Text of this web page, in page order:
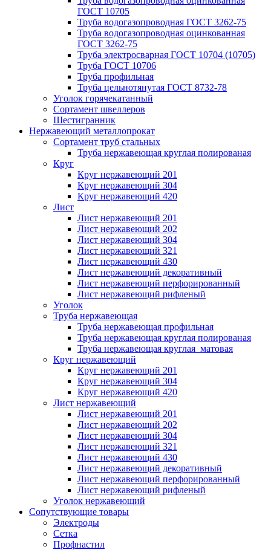
ГОСТ 10705
Труба водогазопроводная ГОСТ 3262-75
Труба водогазопроводная оцинкованная
ГОСТ 3262-75
Труба электросварная ГОСТ 10704 (10705)
Труба ГОСТ 10706
Труба профильная
Труба цельнотянутая ГОСТ 8732-78
Уголок горячекатанный
Сортамент швеллеров
Шестигранник
Нержавеющий металлопрокат
Сортамент труб стальных
Труба нержавеющая круглая полированая
Круг
Круг нержавеющий 201
Круг нержавеющий 304
Круг нержавеющий 420
Лист
Лист нержавеющий 201
Лист нержавеющий 202
Лист нержавеющий 304
Лист нержавеющий 321
Лист нержавеющий 430
Лист нержавеющий декоративный
Лист нержавеющий перфорированный
Лист нержавеющий рифленый
Уголок
Труба нержавеющая
Труба нержавеющая профильная
Труба нержавеющая круглая полированая
Труба нержавеющая круглая матовая
Круг нержавеющий
Круг нержавеющий 201
Круг нержавеющий 304
Круг нержавеющий 420
Лист нержавеющий
Лист нержавеющий 201
Лист нержавеющий 202
Лист нержавеющий 304
Лист нержавеющий 321
Лист нержавеющий 430
Лист нержавеющий декоративный
Лист нержавеющий перфорированный
Лист нержавеющий рифленый
Уголок нержавеющий
Cопутствующие товары
Электроды
Сетка
Профнастил